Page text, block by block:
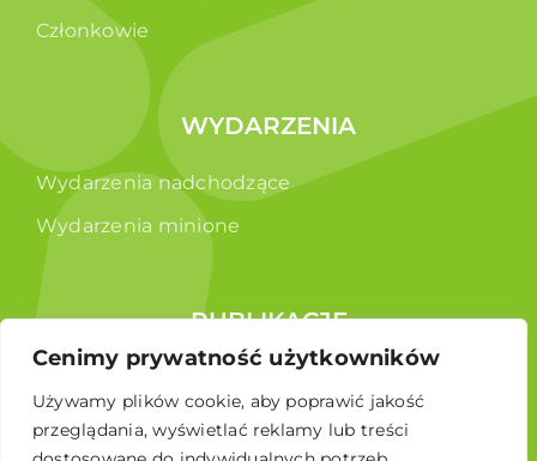
Cenimy prywatność użytkowników
Używamy plików cookie, aby poprawić jakość
przeglądania, wyświetlać reklamy lub treści
Członkowie
WYDARZENIA
Wydarzenia nadchodzące
Wydarzenia minione
PUBLIKACJE
Raporty
Broszura edukacyjna